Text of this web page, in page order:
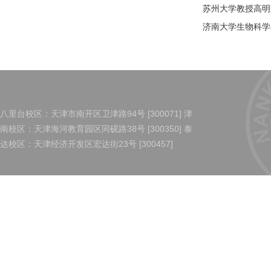
苏州大学教授高
济南大学生物科
八里台校区：天津市南开区卫津路94号 [300071] 津
南校区：天津海河教育园区同砚路38号 [300350] 泰
达校区：天津经济开发区宏达街23号 [300457]